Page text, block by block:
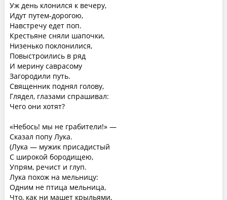
Уж день клонился к вечеру,
Идут путем-дорогою,
Навстречу едет поп.
Крестьяне сняли шапочки,
Низенько поклонилися,
Повыстроились в ряд
И мерину саврасому
Загородили путь.
Священник поднял голову,
Глядел, глазами спрашивал:
Чего они хотят?
«Небось! мы не грабители!» —
Сказал попу Лука.
(Лука — мужик присадистый
С широкой бородищею,
Упрям, речист и глуп.
Лука похож на мельницу:
Одним не птица мельница,
Что, как ни машет крыльями,